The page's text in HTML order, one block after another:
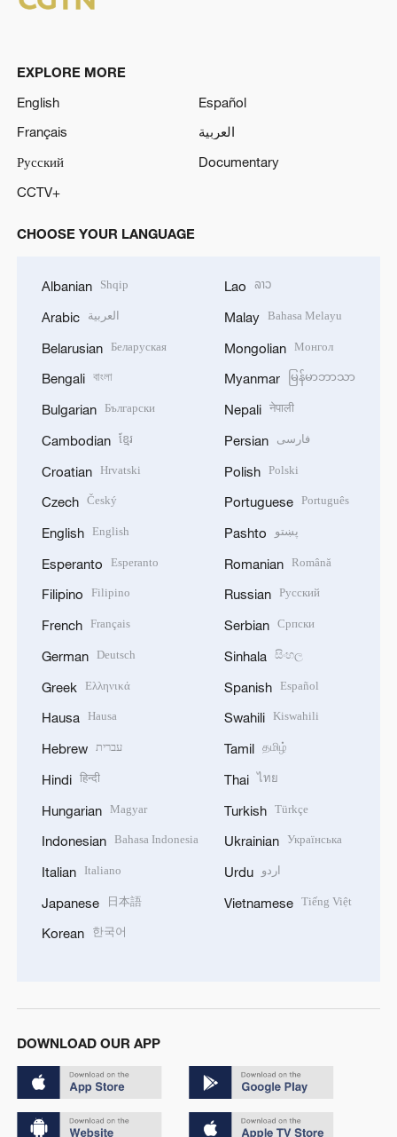
EXPLORE MORE
English
Español
Français
العربية
Русский
Documentary
CCTV+
CHOOSE YOUR LANGUAGE
Albanian Shqip
Arabic العربية
Belarusian Беларуская
Bengali বাংলা
Bulgarian Български
Cambodian ខ្មែរ
Croatian Hrvatski
Czech Český
English English
Esperanto Esperanto
Filipino Filipino
French Français
German Deutsch
Greek Ελληνικά
Hausa Hausa
Hebrew עברית
Hindi हिन्दी
Hungarian Magyar
Indonesian Bahasa Indonesia
Italian Italiano
Japanese 日本語
Korean 한국어
Lao ລາວ
Malay Bahasa Melayu
Mongolian Монгол
Myanmar မြန်မာဘာသာ
Nepali नेपाली
Persian فارسی
Polish Polski
Portuguese Português
Pashto پښتو
Romanian Română
Russian Русский
Serbian Српски
Sinhala සිංහල
Spanish Español
Swahili Kiswahili
Tamil தமிழ்
Thai ไทย
Turkish Türkçe
Ukrainian Українська
Urdu اردو
Vietnamese Tiếng Việt
DOWNLOAD OUR APP